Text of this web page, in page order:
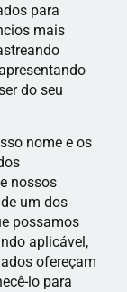
para
mais
do seu
nome e os
nossos
um dos
possamos
aplicável,
ofereçam
lo para